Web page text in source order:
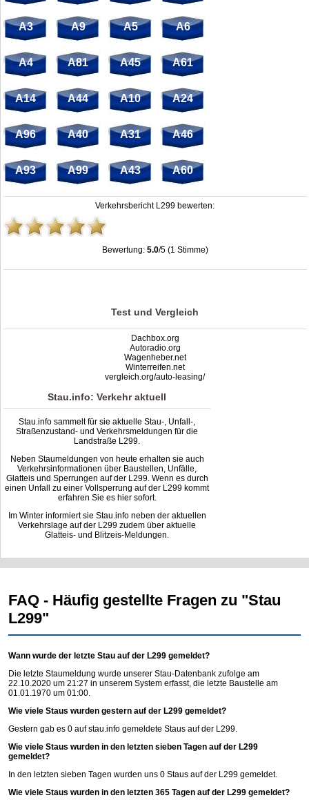
A3 A9 A5 A6
A4 A81 A45 A61
A14 A44 A10 A24
A96 A40 A31 A46
A93 A99 A43 A60
Verkehrsbericht L299 bewerten:
Bewertung: 5.0/5 (1 Stimme)
Stau L299: Unfälle, Sperrung & Baustellen | Staumelder L299 ,5.0out of5based
Test und Vergleich
Dachbox.org
Autoradio.org
Wagenheber.net
Winterreifen.net
vergleich.org/auto-leasing/
Stau.info: Verkehr aktuell
Stau.info sammelt für sie aktuelle Stau-, Unfall-,
Straßenzustand- und Verkehrsmeldungen für die
Landstraße L299.
Neben Staumeldungen von heute erhalten sie auch
Verkehrsinformationen über Baustellen, Unfälle,
Glatteis und Sperrungen auf der L299. Wenn es durch
einen Unfall zu einer Vollsperrung auf der L299 kommt
erfahren Sie es hier sofort.
Im Winter informiert sie Stau.info neben der aktuellen
Verkehrslage auf der L299 zudem über aktuelle
Glatteis- und Blitzeis-Meldungen.
FAQ - Häufig gestellte Fragen zu "Stau
L299"
Wann wurde der letzte Stau auf der L299 gemeldet?
Die letzte Staumeldung wurde unserer Stau-Datenbank zufolge am
22.10.2020 um 21:27 in unserem System erfasst, die letzte Baustelle am
01.01.1970 um 01:00.
Wie viele Staus wurden gestern auf der L299 gemeldet?
Gestern gab es 0 aufstau.info gemeldete Staus auf der L299.
Wie viele Staus wurden in den letzten sieben Tagen auf der L299
gemeldet?
In den letzten sieben Tagen wurden uns 0 Staus auf der L299 gemeldet.
Wie viele Staus wurden in den letzten 365 Tagen auf der L299 gemeldet?